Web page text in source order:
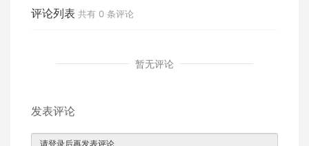
评论列表 共有 0 条评论
暂无评论
发表评论